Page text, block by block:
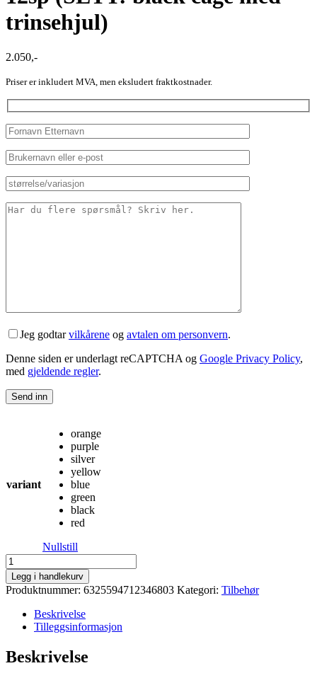
trinsehjul)
2.050,-
Priser er inkludert MVA, men eksludert fraktkostnader.
Jeg godtarvilkårene og avtalen om personvern.
Denne siden er underlagt reCAPTCHA og Google Privacy Policy,
med gjeldende regler.
variant
orange
purple
silver
yellow
blue
green
black
red
Nullstill
Garbaruk
SRAM
Force
AXS
12sp
(SETT:
cage
med
Legg i handlekurv
Produktnummer: 6325594712346803 Kategori: Tilbehør
Beskrivelse
Tilleggsinformasjon
Beskrivelse